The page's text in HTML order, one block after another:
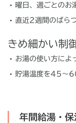
曜日、週ごとのお
直近2週間のばら
きめ細かい制
お湯の使い方によ
貯湯温度を45～
年間給湯・